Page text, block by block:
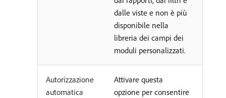
dalle viste e non è più
disponibile nella
libreria dei campi dei
moduli personalizzati.
Autorizzazione
automatica
Attivare questa
opzione per consentire